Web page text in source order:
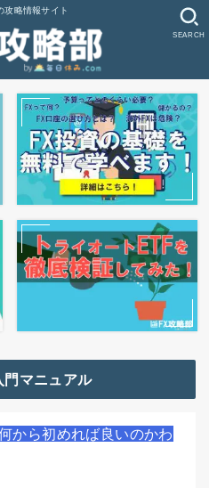
攻略情報サイト
SEARCH
門マニュアル
から初めれば良いのかわ